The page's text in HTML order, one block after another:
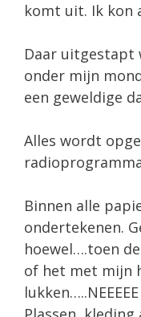
komt uit. Ik kon
Daar uitgestapt
onder mijn
een geweldige
Alles wordt
Binnen alle
ondertekenen.
hoewel….toen
of het met mijn